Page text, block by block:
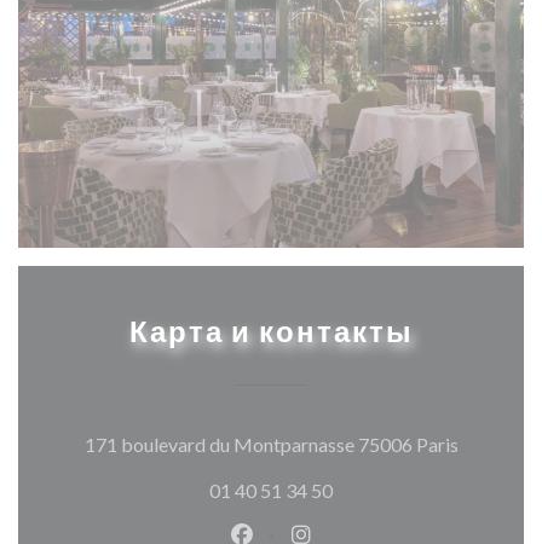
Карта и контакты
171 boulevard du Montparnasse 75006 Paris
01 40 51 34 50